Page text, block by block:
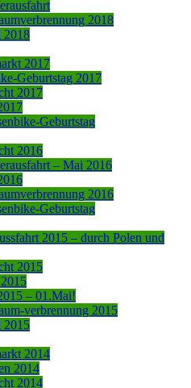
2018
2018
2017
Geburtstag 2017
2017
Geburtstag
2016
– Mai 2016
2016
Geburtstag
2015 – durch Polen und
2015
– 01.Mai!
verbrennung 2015
2015
2014
2014
2014